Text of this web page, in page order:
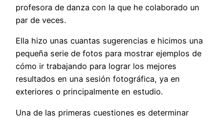
profesora de danza con la que he colaborado un
par de veces.
Ella hizo unas cuantas sugerencias e hicimos una
pequeña serie de fotos para mostrar ejemplos de
cómo ir trabajando para lograr los mejores
resultados en una sesión fotográfica, ya en
exteriores o principalmente en estudio.
Una de las primeras cuestiones es determinar